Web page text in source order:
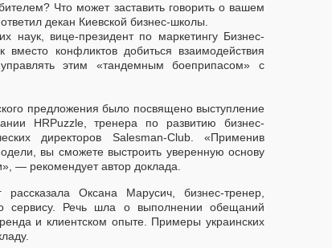
Что может заставить говорить о вашем
декан Киевской бизнес-школы.
наук, вице-президент по маркетингу Бизнес-
конфликтов добиться взаимодействия
этим «тандемным боеприпасом» с
предложения было посвящено выступление
HRPuzzle, тренера по развитию бизнес-
директоров Salesman-Club. «Применив
вы сможете выстроить уверенную основу
— рекомендует автор доклада.
Оксана Марусич, бизнес-тренер,
сервису. Речь шла о выполнении обещаний
и клиентском опыте. Примеры украинских